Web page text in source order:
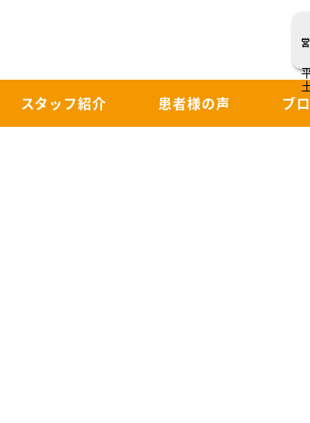
スタッフ紹介 患者様の声 ブ